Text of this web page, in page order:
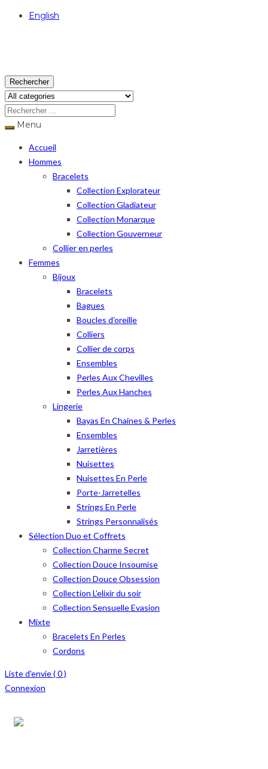
English
Rechercher
Menu
Accueil
Hommes
Bracelets
Collection Explorateur
Collection Gladiateur
Collection Monarque
Collection Gouverneur
Collier en perles
Femmes
Bijoux
Bracelets
Bagues
Boucles d’oreille
Colliers
Collier de corps
Ensembles
Perles Aux Chevilles
Perles Aux Hanches
Lingerie
Bayas En Chaines & Perles
Ensembles
Jarretières
Nuisettes
Nuisettes En Perle
Porte-Jarretelles
Strings En Perle
Strings Personnalisés
Sélection Duo et Coffrets
Collection Charme Secret
Collection Douce Insoumise
Collection Douce Obsession
Collection L’elixir du soir
Collection Sensuelle Evasion
Mixte
Bracelets En Perles
Cordons
Liste d'envie (0)
Connexion